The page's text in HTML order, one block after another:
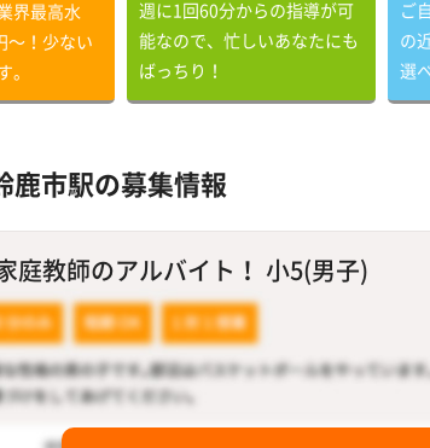
界最高水
〜！少ない
。
週に1回60分からの指導が可
能なので、忙しいあなたにも
ばっちり！
ご
の
選
鹿市駅の募集情報
庭教師のアルバイト！ 小5(男子)